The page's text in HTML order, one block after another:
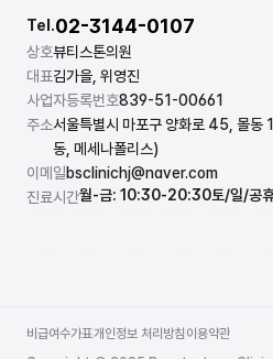
상호뷰티스톤의원
대표김가을, 위영진
사업자등록번호839-51-00661
주소서울특별시 마포구 양화로 45, 몰
동, 메세나폴리스)
이메일bsclinichj@naver.com
진료시간월-금: 10:30-20:30토/일/공
Tel.02-3144-0107
비급여수가표
비급여수가표
개인정보 처리방침
개인정보 처리방침
이용약관
이용약관